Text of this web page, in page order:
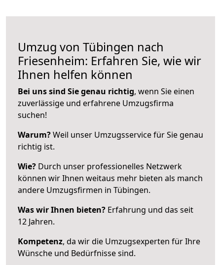
Umzug von Tübingen nach
Friesenheim: Erfahren Sie, wie wir
Ihnen helfen können
Bei uns sind Sie genau richtig, wenn Sie einen
zuverlässige und erfahrene Umzugsfirma
suchen!
Warum?Weil unser Umzugsservice für Sie genau
richtig ist.
Wie? Durch unser professionelles Netzwerk
können wir Ihnen weitaus mehr bieten als manch
andere Umzugsfirmen in Tübingen.
Was wir Ihnen bieten? Erfahrung und das seit
12 Jahren.
Kompetenz, da wir die Umzugsexperten für Ihre
Wünsche und Bedürfnisse sind.